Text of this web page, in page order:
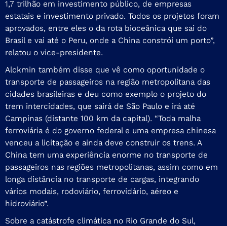
1,7 trilhão em investimento público, de empresas
estatais e investimento privado. Todos os projetos foram
aprovados, entre eles o da rota bioceânica que sai do
Brasil e vai até o Peru, onde a China constrói um porto”,
relatou o vice-presidente.
Alckmin também disse que vê como oportunidade o
transporte de passageiros na região metropolitana das
cidades brasileiras e deu como exemplo o projeto do
trem intercidades, que sairá de São Paulo e irá até
Campinas (distante 100 km da capital). “Toda malha
ferroviária é do governo federal e uma empresa chinesa
venceu a licitação e ainda deve construir os trens. A
China tem uma experiência enorme no transporte de
passageiros nas regiões metropolitanas, assim como em
longa distância no transporte de cargas, integrando
vários modais, rodoviário, ferrovidário, aéreo e
hidroviário”.
Sobre a catástrofe climática no Rio Grande do Sul,